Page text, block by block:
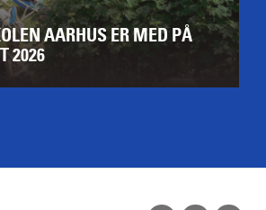
AARHUS ER MED PÅ
2026